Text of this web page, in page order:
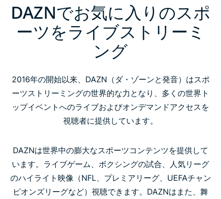
DAZNでお気に入りのスポ
ーツをライブストリーミ
ング
2016年の開始以来、DAZN（ダ・ゾーンと発音）はスポ
ーツストリーミングの世界的な力となり、多くの世界ト
ップイベントへのライブおよびオンデマンドアクセスを
視聴者に提供しています。
DAZNは世界中の膨大なスポーツコンテンツを提供して
います。ライブゲーム、ボクシングの試合、人気リーグ
のハイライト映像（NFL、プレミアリーグ、UEFAチャン
ピオンズリーグなど）視聴できます。DAZNはまた、舞